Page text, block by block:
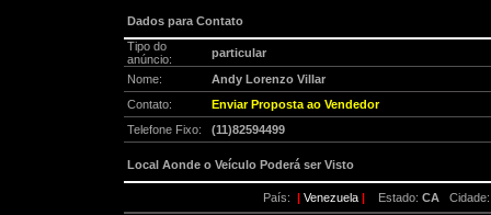
Dados para Contato
Tipo do
anúncio:
particular
Nome:
Andy Lorenzo Villar
Contato:
Enviar Proposta ao Vendedor
Telefone Fixo:
(11)82594499
Local Aonde o Veículo Poderá ser Visto
País: | Venezuela |Estado: CACidade: